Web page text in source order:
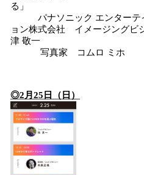
る」
パナソニック エンターテイ
ョン株式会社 イメージングビ
津 敬一
写真家 コムロ ミホ
◎2月25日（日）